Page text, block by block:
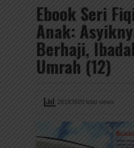
Ebook Seri
Anak:
Berhaji,
Umrah (12)
28183920 total views